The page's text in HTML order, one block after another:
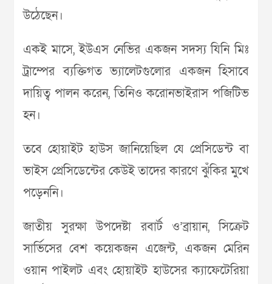
উঠেছেন।
একই মাসে, ইউএস নেভির একজন সদস্য যিনি মিঃ
ট্রাম্পের ব্যক্তিগত ভ্যালেটগুলোর একজন হিসাবে
দায়িত্ব পালন করেন, তিনিও করোনভাইরাস পজিটিভ
হন।
তবে হোয়াইট হাউস জানিয়েছিল যে প্রেসিডেন্ট বা
ভাইস প্রেসিডেন্টের কেউই তাদের কারণে ঝুঁকির মুখে
পড়েননি।
জাতীয় সুরক্ষা উপদেষ্টা রবার্ট ও’ব্রায়ান, সিক্রেট
সার্ভিসের বেশ কয়েকজন এজেন্ট, একজন মেরিন
ওয়ান পাইলট এবং হোয়াইট হাউসের ক্যাফেটেরিয়া